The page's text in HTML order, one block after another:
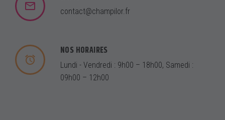
contact@champilor.fr
NOS HORAIRES
Lundi - Vendredi : 9h00 – 18h00, Samedi :
09h00 – 12h00